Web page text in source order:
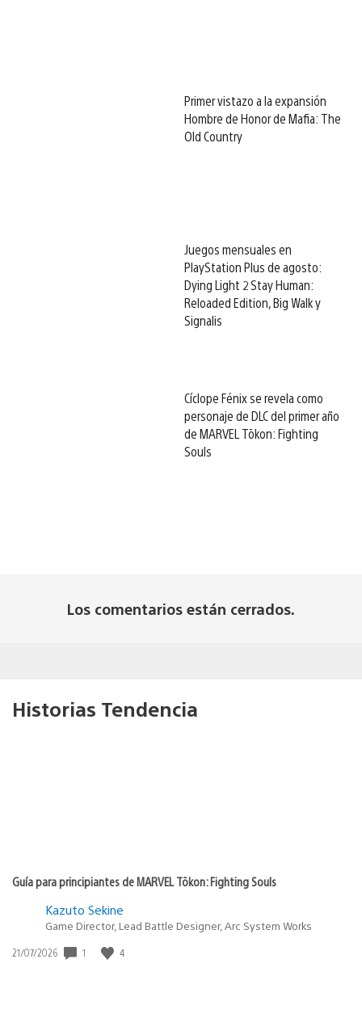
Primer vistazo a la expansión
Hombre de Honor de Mafia: The
Old Country
Juegos mensuales en
PlayStation Plus de agosto:
Dying Light 2 Stay Human:
Reloaded Edition, Big Walk y
Signalis
Cíclope Fénix se revela como
personaje de DLC del primer año
de MARVEL Tōkon: Fighting
Souls
Los comentarios están cerrados.
Historias Tendencia
Guía para principiantes de MARVEL Tōkon: Fighting Souls
Kazuto Sekine
Game Director, Lead Battle Designer, Arc System Works
Fecha
21/07/2026 1 4